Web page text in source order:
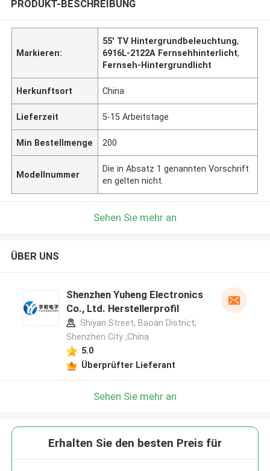
PRODUKT-BESCHREIBUNG
Markieren:
55' TV Hintergrundbeleuchtung,
6916L-2122A Fernsehhinterlicht,
Fernseh-Hintergrundlicht
Herkunftsort China
Lieferzeit 5-15 Arbeitstage
Min Bestellmenge 200
Modellnummer
Die in Absatz 1 genannten Vorschrift
en gelten nicht.
Sehen Sie mehr an
ÜBER UNS
Shenzhen Yuheng Electronics
Co., Ltd. Herstellerprofil
Shiyan Street, Baoan District,
Shenzhen City ,China
5.0
Überprüfter Lieferant
Sehen Sie mehr an
Erhalten Sie den besten Preis für